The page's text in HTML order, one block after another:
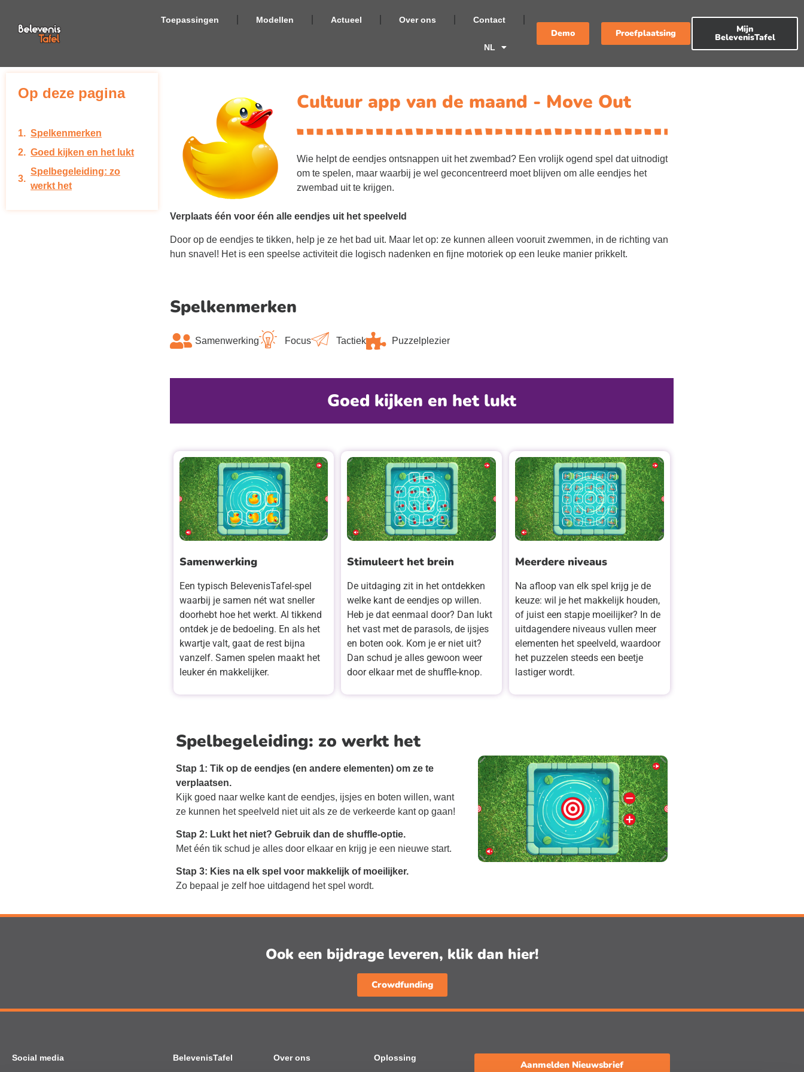
Toepassingen Modellen Actueel Over ons Contact
NL
Demo Proefplaatsing Mijn
BelevenisTafel
Op deze pagina
Spelkenmerken
Goed kijken en het lukt
Spelbegeleiding: zo
werkt het
Cultuur app van de maand - Move Out
Wie helpt de eendjes ontsnappen uit het zwembad? Een vrolijk ogend spel dat uitnodigt
om te spelen, maar waarbij je wel geconcentreerd moet blijven om alle eendjes het
zwembad uit te krijgen.
Verplaats één voor één alle eendjes uit het speelveld
Door op de eendjes te tikken, help je ze het bad uit. Maar let op: ze kunnen alleen vooruit zwemmen, in de richting van
hun snavel! Het is een speelse activiteit die logisch nadenken en fijne motoriek op een leuke manier prikkelt.
Spelkenmerken
Samenwerking Focus Tactiek Puzzelplezier
Goed kijken en het lukt
Samenwerking
Een typisch BelevenisTafel-spel
waarbij je samen nét wat sneller
doorhebt hoe het werkt. Al tikkend
ontdek je de bedoeling. En als het
kwartje valt, gaat de rest bijna
vanzelf. Samen spelen maakt het
leuker én makkelijker.
Stimuleert het brein
De uitdaging zit in het ontdekken
welke kant de eendjes op willen.
Heb je dat eenmaal door? Dan lukt
het vast met de parasols, de ijsjes
en boten ook. Kom je er niet uit?
Dan schud je alles gewoon weer
door elkaar met de shuffle-knop.
Meerdere niveaus
Na afloop van elk spel krijg je de
keuze: wil je het makkelijk houden,
of juist een stapje moeilijker? In de
uitdagendere niveaus vullen meer
elementen het speelveld, waardoor
het puzzelen steeds een beetje
lastiger wordt.
Spelbegeleiding: zo werkt het
Stap 1: Tik op de eendjes (en andere elementen) om ze te
verplaatsen.
Kijk goed naar welke kant de eendjes, ijsjes en boten willen, want
ze kunnen het speelveld niet uit als ze de verkeerde kant op gaan!
Stap 2: Lukt het niet? Gebruik dan de shuffle-optie.
Met één tik schud je alles door elkaar en krijg je een nieuwe start.
Stap 3: Kies na elk spel voor makkelijk of moeilijker.
Zo bepaal je zelf hoe uitdagend het spel wordt.
Ook een bijdrage leveren, klik dan hier!
Crowdfunding
Social media BelevenisTafel Over ons Oplossing
Aanmelden Nieuwsbrief